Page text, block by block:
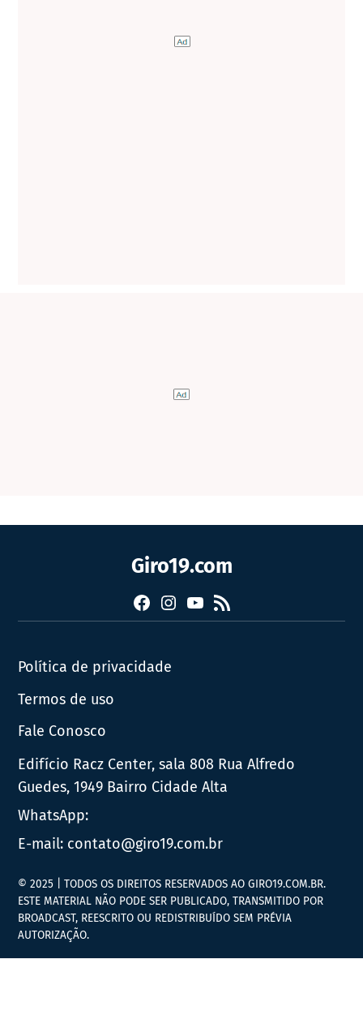
Giro19.com
Facebook
Instagram
YouTube
RSS
Política de privacidade
Termos de uso
Fale Conosco
Edifício Racz Center, sala 808 Rua Alfredo
Guedes, 1949 Bairro Cidade Alta
WhatsApp:
E-mail: contato@giro19.com.br
© 2025 | TODOS OS DIREITOS RESERVADOS AO GIRO19.COM.BR.
ESTE MATERIAL NÃO PODE SER PUBLICADO, TRANSMITIDO POR
BROADCAST, REESCRITO OU REDISTRIBUÍDO SEM PRÉVIA
AUTORIZAÇÃO.